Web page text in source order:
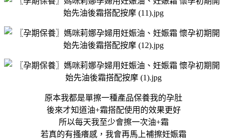
原本我都是單擦一種產品保養我的孕肚
後來才知道油+霜搭配使用的效果更好
所以每天我至少會擦一次油+霜
若真的有搔癢感，我會再馬上補擦妊娠霜